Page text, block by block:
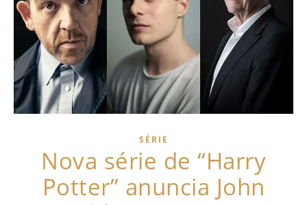
SÉRIE
Nova série de “Harry
Potter” anuncia John